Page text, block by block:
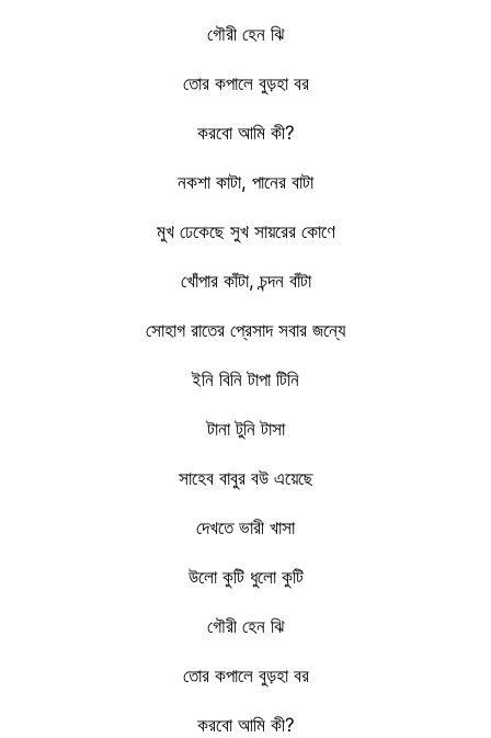
গৌরী হেন ঝি
তোর কপালে বুড়হা বর
করবো আমি কী?
নকশা কাটা, পানের বাটা
মুখ ঢেকেছে সুখ সায়রের কোণে
খোঁপার কাঁটা, চন্দন বাঁটা
সোহাগ রাতের প্রেসাদ সবার জন্যে
ইনি বিনি টাপা টিনি
টানা টুনি টাসা
সাহেব বাবুর বউ এয়েছে
দেখতে ভারী খাসা
উলো কুটি ধুলো কুটি
গৌরী হেন ঝি
তোর কপালে বুড়হা বর
করবো আমি কী?